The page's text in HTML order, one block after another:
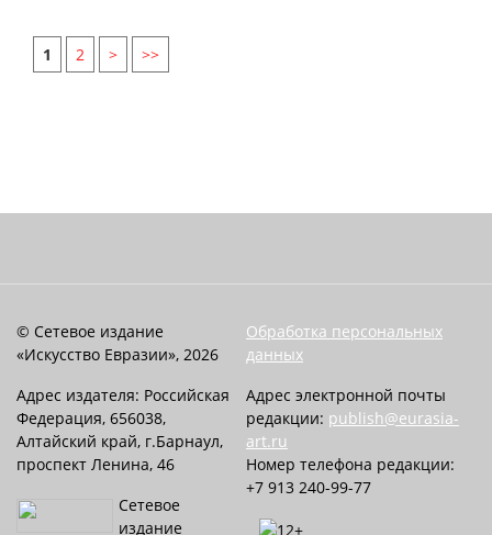
1 2 > >>
© Сетевое издание
«Искусство Евразии», 2026
Адрес издателя: Российская
Федерация, 656038,
Алтайский край, г.Барнаул,
проспект Ленина, 46
Сетевое
издание
Обработка персональных
данных
Адрес электронной почты
редакции: publish@eurasia-
art.ru
Номер телефона редакции:
+7 913 240-99-77